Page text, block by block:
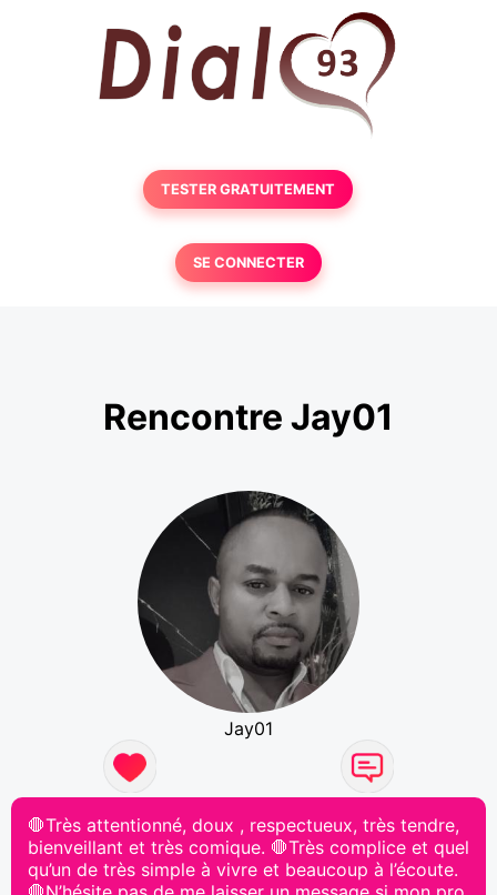
TESTER GRATUITEMENT
SE CONNECTER
Rencontre Jay01
Jay01
🛑Très attentionné, doux , respectueux, très tendre,
bienveillant et très comique. 🛑Très complice et quel
qu’un de très simple à vivre et beaucoup à l’écoute.